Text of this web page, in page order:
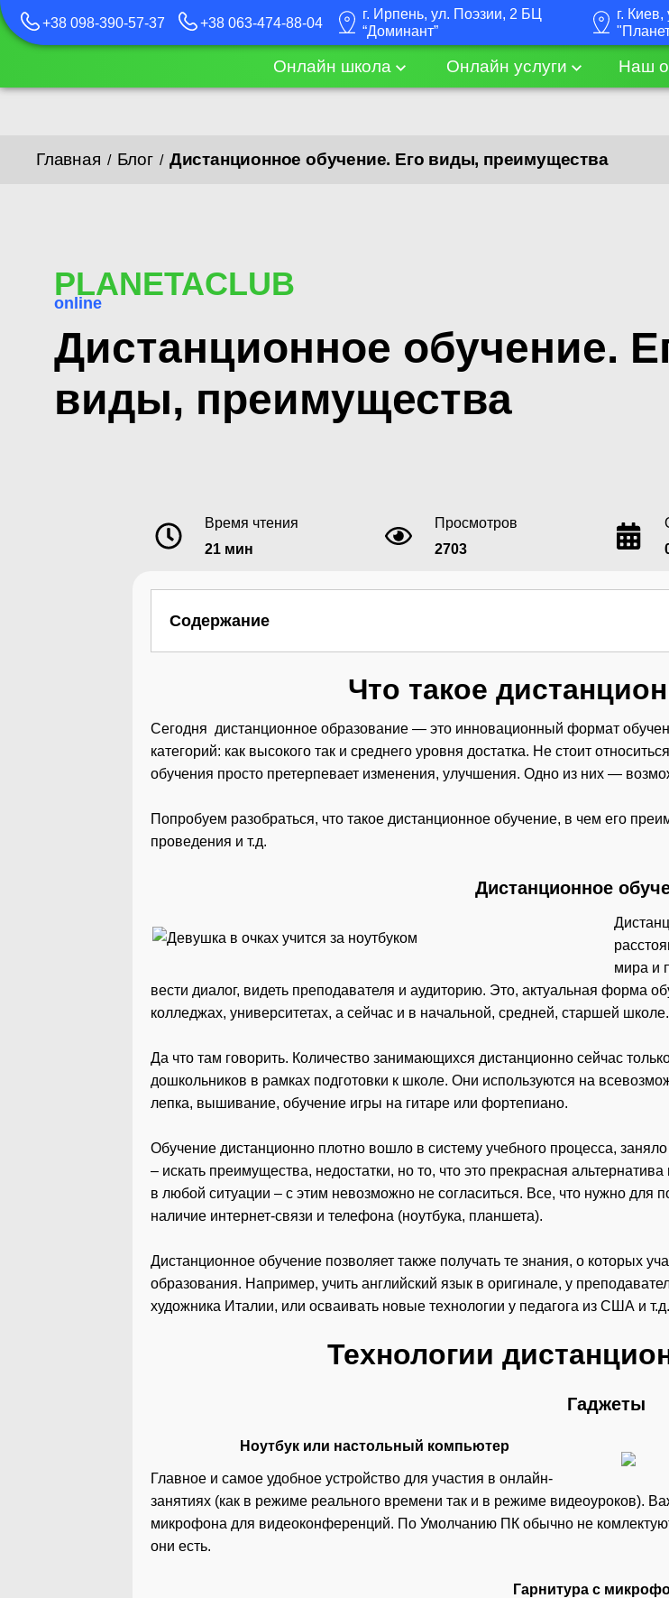
+38 098-390-57-37 +38 063-474-88-04
г. Ирпень, ул. Поэзии, 2 БЦ
“Доминант”
г.
Онлайн школа Онлайн услуги Наш
Главная / Блог / Дистанционное обучение. Его виды, преимущества
PLANETACLUB
online
Дистанционное обучение.
виды, преимущества
Время чтения
21 мин
Просмотров
2703
Содержание
Что такое
Сегодня дистанционное образование — это инновационный формат
категорий: как высокого так и среднего уровня достатка. Не стоит
обучения просто претерпевает изменения, улучшения. Одно из них —
Попробуем разобраться, что такое дистанционное обучение, в чем его
проведения и т.д.
Дистанционное
мира и
вести диалог, видеть преподавателя и аудиторию. Это, актуальная форма
колледжах, университетах, а сейчас и в начальной, средней, старшей школе.
Да что там говорить. Количество занимающихся дистанционно сейчас
дошкольников в рамках подготовки к школе. Они используются на
лепка, вышивание, обучение игры на гитаре или фортепиано.
Обучение дистанционно плотно вошло в систему учебного процесса,
– искать преимущества, недостатки, но то, что это прекрасная
в любой ситуации – с этим невозможно не согласиться. Все, что нужно для
наличие интернет-связи и телефона (ноутбука, планшета).
Дистанционное обучение позволяет также получать те знания, о которых
образования. Например, учить английский язык в оригинале, у
художника Италии, или осваивать новые технологии у педагога из США и т.д.
Технологии
Гаджеты
Ноутбук или настольный компьютер
Главное и самое удобное устройство для участия в онлайн-
занятиях (как в режиме реального времени так и в режиме видеоуроков).
микрофона для видеоконференций. По Умолчанию ПК обычно не
они есть.
Гарнитура с